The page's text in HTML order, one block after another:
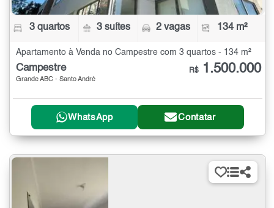
3 quartos 3 suítes 2 vagas 134 m²
Apartamento à Venda no Campestre com 3 quartos - 134 m²
Campestre
Grande ABC - Santo André
R$ 1.500.000
WhatsApp Contatar